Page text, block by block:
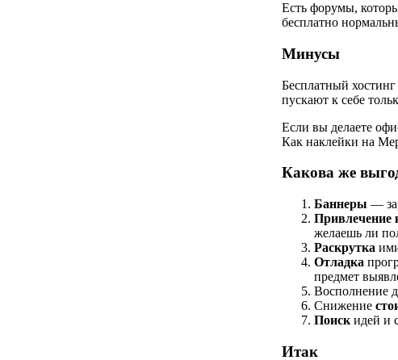
Есть форумы,
бесплатно
Минусы
Бесплатный
пускают к себе
Если вы делаете
Как наклейки на
Какова же
Баннеры —
Привлечение
желаешь ли
Раскрутка
Отладка
предмет
Восполнение
Снижение
Поиск идей и
Итак